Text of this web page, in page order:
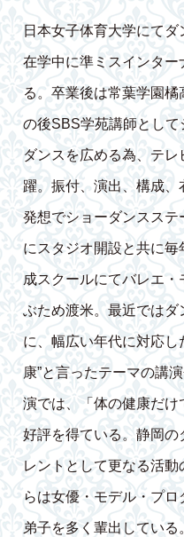
日本女子体育大学にて
在学中に準ミスインタ
る。卒業後は常葉学園
の後SBS学苑講師とし
ダンスを広める為、テ
躍。振付、演出、構成
発想でショーダンスス
にスタジオ開設と共に毎
成スクールにてバレエ
ぶため渡米。最近では
に、幅広い年代に対応し
康”と言ったテーマの講
演では、「体の健康だ
好評を得ている。静岡
レントとして更なる活
らは女優・モデル・プ
弟子を多く輩出している